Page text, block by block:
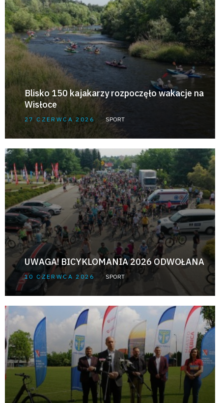
Blisko 150 kajakarzy rozpoczęło wakacje na
Wisłoce
27 CZERWCA 2026 SPORT
UWAGA! BICYKLOMANIA 2026 ODWOŁANA
10 CZERWCA 2026 SPORT